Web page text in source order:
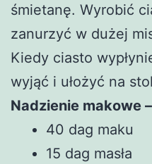
śmietanę. Wyrobić
zanurzyć w dużej
Kiedy ciasto
wyjąć i ułożyć na
Nadzienie makowe
40 dag maku
15 dag masła